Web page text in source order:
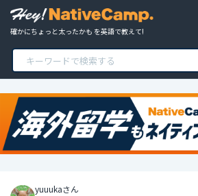
確かにちょっと太ったかも を英語で教えて!
yuuukaさん